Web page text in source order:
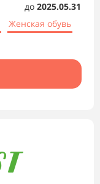
до 2025.05.31
Женская обувь